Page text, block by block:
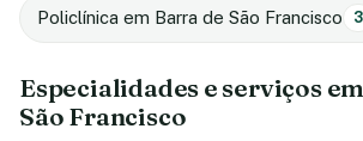
Policlínica em Barra de São Francisco 3
Especialidades e serviços
São Francisco